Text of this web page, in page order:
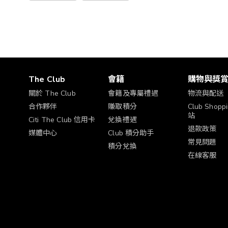
The Club
關於 The Club
合作夥伴
Citi The Club 信用卡
媒體中心
會籍
會籍及專屬禮遇
賺取積分
兌換禮遇
Club 積分助手
積分兌換
購物與獎
物流與配送
Club
站
退款政策
常見問題
在線客服